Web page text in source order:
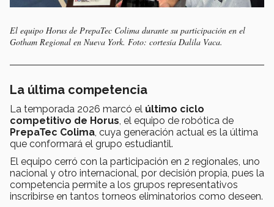
El equipo Horus de PrepaTec Colima durante su participación en el
Gotham Regional en Nueva York. Foto: cortesía Dalila Vaca.
La última competencia
La temporada 2026 marcó el último ciclo
competitivo de Horus , el equipo de robótica de
PrepaTec Colima , cuya generación actual es la última
que conformará el grupo estudiantil.
El equipo cerró con la participación en 2 regionales, uno
nacional y otro internacional, por decisión propia, pues la
competencia permite a los grupos representativos
inscribirse en tantos torneos eliminatorios como deseen.